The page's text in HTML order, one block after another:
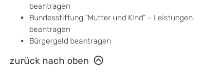
beantragen
Bundesstiftung "Mutter und Kind" - Leistungen
beantragen
Bürgergeld beantragen
zurück nach oben